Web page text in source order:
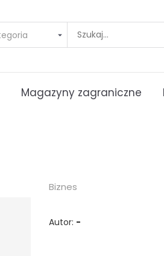
Magazyny zagraniczne
Biznes
Autor: -